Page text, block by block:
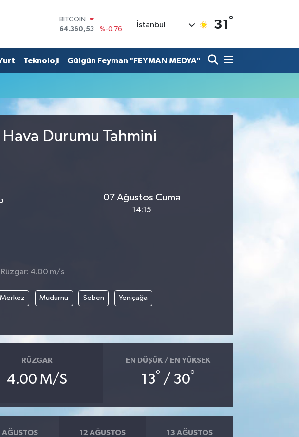
BITCOIN
64.360,53
%-0.76
47,7069
%0.17
EURO
GRAM ALTIN
BİST100
İstanbul 31 °
Teknoloji Gülgûn Feyman "FEYMAN MEDYA"
Hava Durumu Tahmini
07 Ağustos Cuma
14:15
Rüzgar: 4.00 m/s
Merkez Mudurnu Seben Yeniçağa
RÜZGAR
4.00 M/S
EN DÜŞÜK / EN YÜKSEK
13° / 30°
AĞUSTOS 12 AĞUSTOS 13 AĞUSTOS